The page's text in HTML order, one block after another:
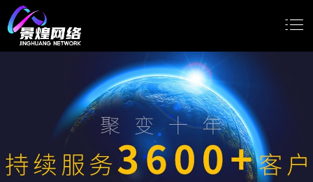
小程序开发
Google推广